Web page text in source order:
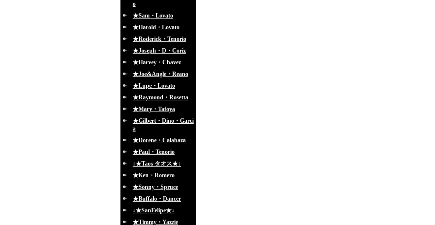
o
★Sam・Lovato
★Harold・Lovato
★Roderick・Tenorio
★Joseph・D・Coriz
★Harvey・Chavez
★Joe&Angle・Reano
★Lupe・Lovato
★Raymond・Rosetta
★Mary・Tafoya
★Gilbert・Dino・Garci
a
★Dorene・Calabaza
★Paul・Tenorio
↓★Taos タオス★↓
★Ken・Romero
★Sonny・Spruce
★Buffalo・Dancer
↓★SanFelipe★↓
★Timmy・Yazzie